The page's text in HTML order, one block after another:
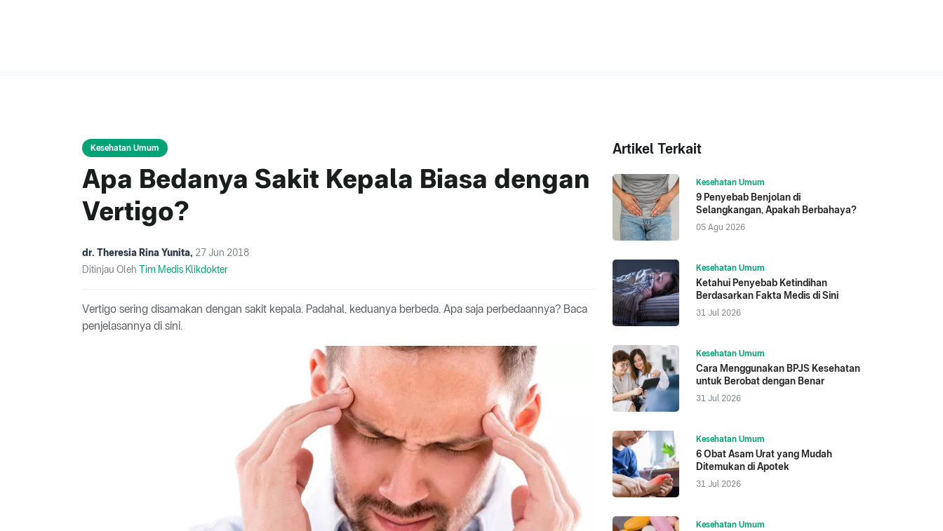
Kesehatan Umum
Apa Bedanya Sakit Kepala Biasa dengan
Vertigo?
dr. Theresia Rina Yunita, 27 Jun 2018
Ditinjau Oleh Tim Medis Klikdokter
Vertigo sering disamakan dengan sakit kepala. Padahal, keduanya berbeda. Apa saja perbedaannya? Baca
penjelasannya di sini.
Artikel Terkait
Kesehatan Umum
9 Penyebab Benjolan di
Selangkangan, Apakah Berbahaya?
05 Agu 2026
Kesehatan Umum
Ketahui Penyebab Ketindihan
Berdasarkan Fakta Medis di Sini
31 Jul 2026
Kesehatan Umum
Cara Menggunakan BPJS Kesehatan
untuk Berobat dengan Benar
31 Jul 2026
Kesehatan Umum
6 Obat Asam Urat yang Mudah
Ditemukan di Apotek
31 Jul 2026
Kesehatan Umum